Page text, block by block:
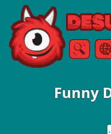
Free
Căutare
Funny